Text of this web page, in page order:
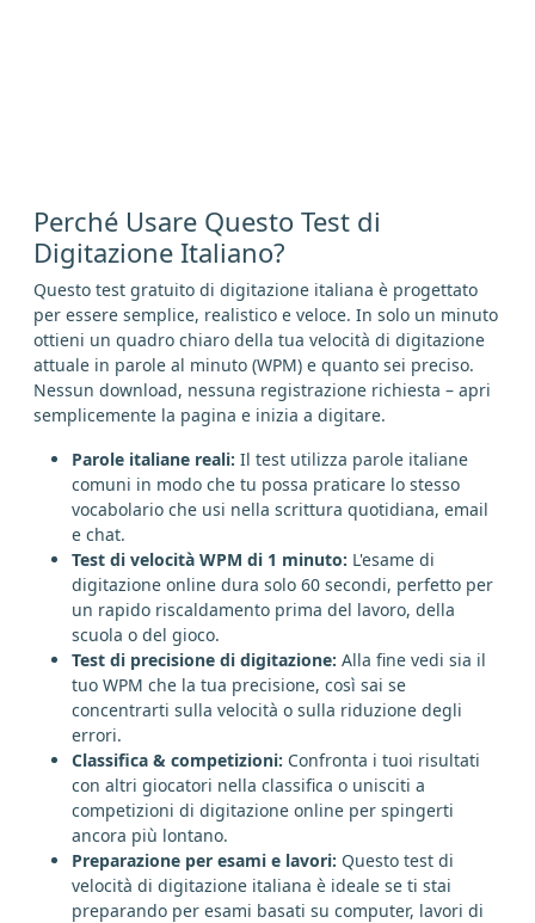
Perché Usare Questo Test di
Digitazione Italiano?
Questo test gratuito di digitazione italiana è progettato
per essere semplice, realistico e veloce. In solo un minuto
ottieni un quadro chiaro della tua velocità di digitazione
attuale in parole al minuto (WPM) e quanto sei preciso.
Nessun download, nessuna registrazione richiesta – apri
semplicemente la pagina e inizia a digitare.
Parole italiane reali: Il test utilizza parole italiane
comuni in modo che tu possa praticare lo stesso
vocabolario che usi nella scrittura quotidiana, email
e chat.
Test di velocità WPM di 1 minuto: L'esame di
digitazione online dura solo 60 secondi, perfetto per
un rapido riscaldamento prima del lavoro, della
scuola o del gioco.
Test di precisione di digitazione: Alla fine vedi sia il
tuo WPM che la tua precisione, così sai se
concentrarti sulla velocità o sulla riduzione degli
errori.
Classifica & competizioni: Confronta i tuoi risultati
con altri giocatori nella classifica o unisciti a
competizioni di digitazione online per spingerti
ancora più lontano.
Preparazione per esami e lavori: Questo test di
velocità di digitazione italiana è ideale se ti stai
preparando per esami basati su computer, lavori di